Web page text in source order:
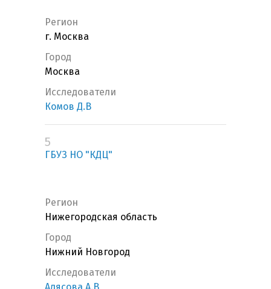
Регион
г. Москва
Город
Москва
Исследователи
Комов Д.В
5
ГБУЗ НО "КДЦ"
Регион
Нижегородская область
Город
Нижний Новгород
Исследователи